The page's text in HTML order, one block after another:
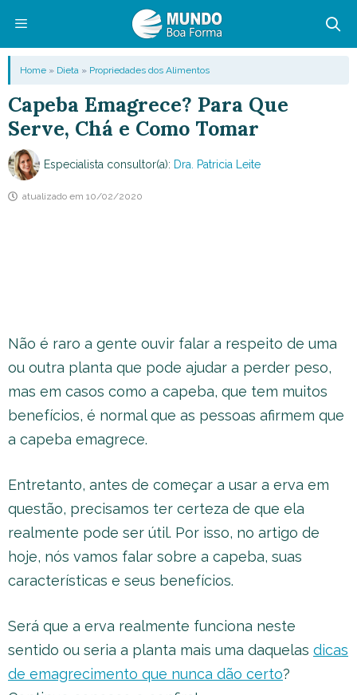
conteúdo
Menu
Home » Dieta » Propriedades dos Alimentos
Capeba Emagrece? Para Que
Serve, Chá e Como Tomar
Especialista consultor(a): Dra. Patricia Leite
atualizado em 10/02/2020
Não é raro a gente ouvir falar a respeito de uma
ou outra planta que pode ajudar a perder peso,
mas em casos como a capeba, que tem muitos
benefícios, é normal que as pessoas afirmem que
a capeba emagrece.
Entretanto, antes de começar a usar a erva em
questão, precisamos ter certeza de que ela
realmente pode ser útil. Por isso, no artigo de
hoje, nós vamos falar sobre a capeba, suas
características e seus benefícios.
Será que a erva realmente funciona neste
sentido ou seria a planta mais uma daquelas dicas
de emagrecimento que nunca dão certo?